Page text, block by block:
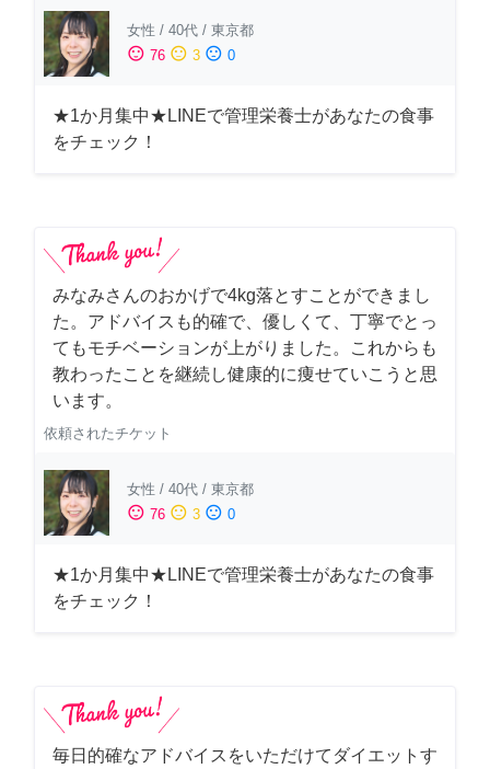
女性 / 40代 / 東京都
sentiment_satisfied 76 sentiment_neutral 3 sentiment_dissatisfied 0
★1か月集中★LINEで管理栄養士があなたの食事
をチェック！
みなみさんのおかげで4kg落とすことができまし
た。アドバイスも的確で、優しくて、丁寧でとっ
てもモチベーションが上がりました。これからも
教わったことを継続し健康的に痩せていこうと思
います。
依頼されたチケット
女性 / 40代 / 東京都
sentiment_satisfied 76 sentiment_neutral 3 sentiment_dissatisfied 0
★1か月集中★LINEで管理栄養士があなたの食事
をチェック！
毎日的確なアドバイスをいただけてダイエットす